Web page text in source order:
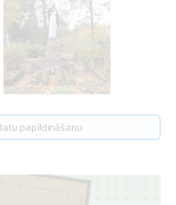
papildināšanu